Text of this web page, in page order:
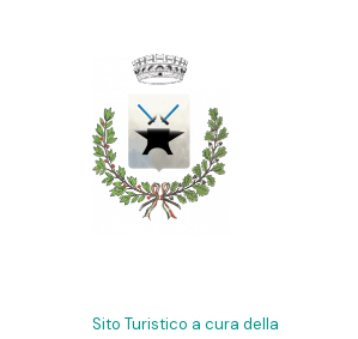
Sito Turistico a cura della